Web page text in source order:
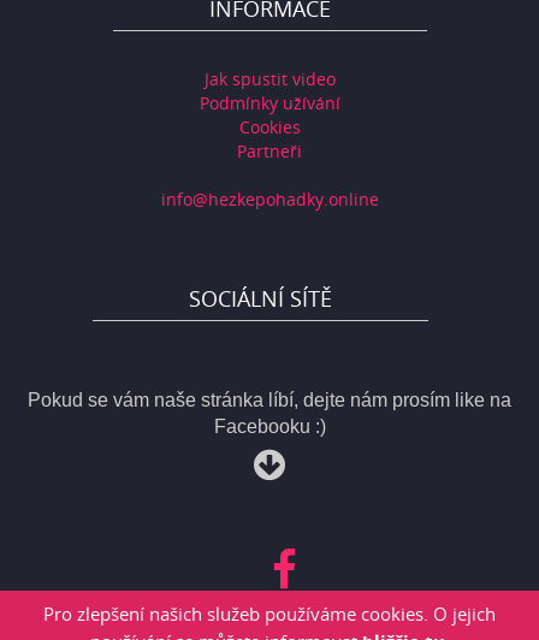
Pro zlepšení našich služeb používáme cookies. O jejich
INFORMACE
Jak spustit video
Podmínky užívání
Cookies
Partneři
info@hezkepohadky.online
SOCIÁLNÍ SÍTĚ
Pokud se vám naše stránka líbí, dejte nám prosím like na
Facebooku :)